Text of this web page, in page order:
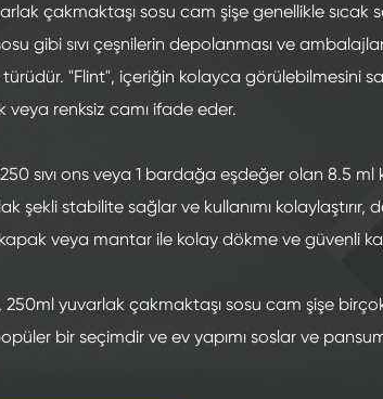
çakmaktaşı sosu cam şişe genellikle sıcak
gibi sıvı çeşnilerin depolanması ve
"Flint", içeriğin kolayca görülebilmesini
veya renksiz camı ifade eder.
sıvı ons veya 1 bardağa eşdeğer olan 8.5
şekli stabilite sağlar ve kullanımı kolaylaştırır,
kapak veya mantar ile kolay dökme ve güvenli
yuvarlak çakmaktaşı sosu cam şişe
bir seçimdir ve ev yapımı soslar ve